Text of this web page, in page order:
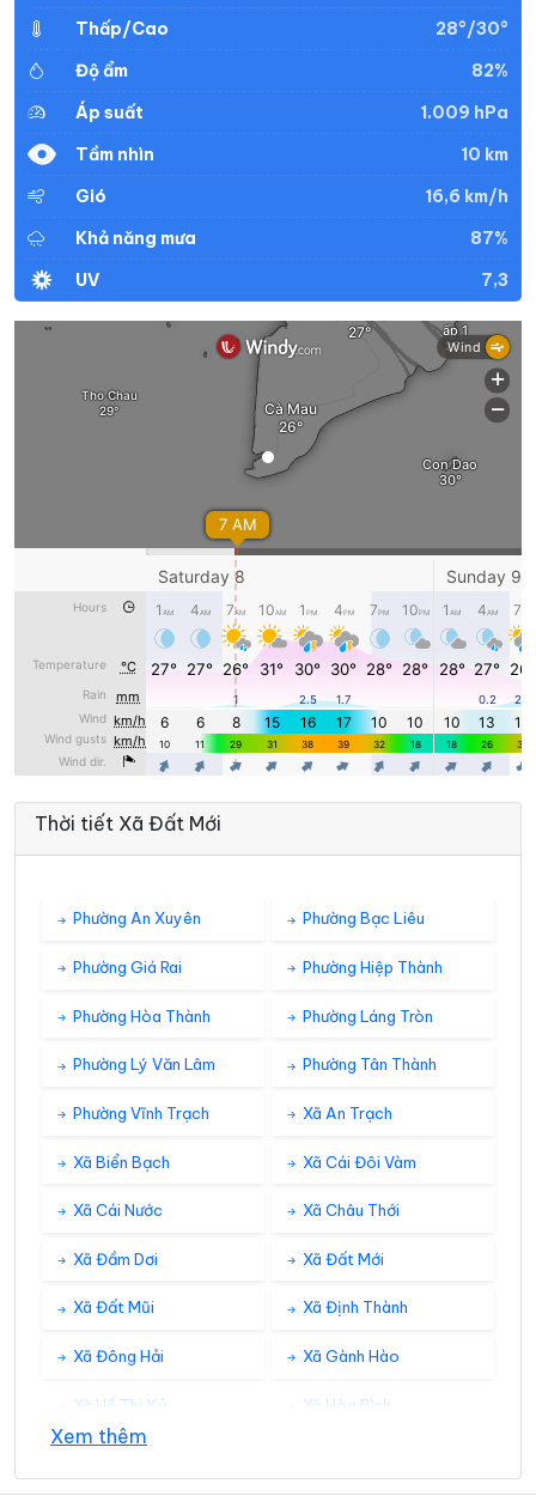
Thấp/Cao
28°/30°
Độ ẩm
82%
Áp suất
1.009 hPa
Tầm nhìn
10 km
Gió
16,6 km/h
Khả năng mưa
87%
UV
7,3
Thời tiết Xã Đất Mới
Phường An Xuyên Phường Bạc Liêu
Phường Giá Rai Phường Hiệp Thành
Phường Hòa Thành Phường Láng Tròn
Phường Lý Văn Lâm Phường Tân Thành
Phường Vĩnh Trạch Xã An Trạch
Xã Biển Bạch Xã Cái Đôi Vàm
Xã Cái Nước Xã Châu Thới
Xã Đầm Dơi Xã Đất Mới
Xã Đất Mũi Xã Định Thành
Xã Đông Hải Xã Gành Hào
Xã Hồ Thị Kỷ Xã Hòa Bình
Xem thêm